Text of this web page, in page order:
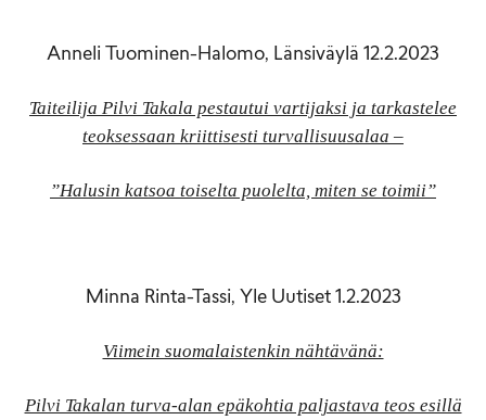
Anneli Tuominen-Halomo, Länsiväylä 12.2.2023
Taiteilija Pilvi Takala pestautui vartijaksi ja tarkastelee
teoksessaan kriittisesti turvallisuusalaa –
”Halusin katsoa toiselta puolelta, miten se toimii”
Minna Rinta-Tassi, Yle Uutiset 1.2.2023
Viimein suomalaistenkin nähtävänä:
Pilvi Takalan turva-alan epäkohtia paljastava teos esillä